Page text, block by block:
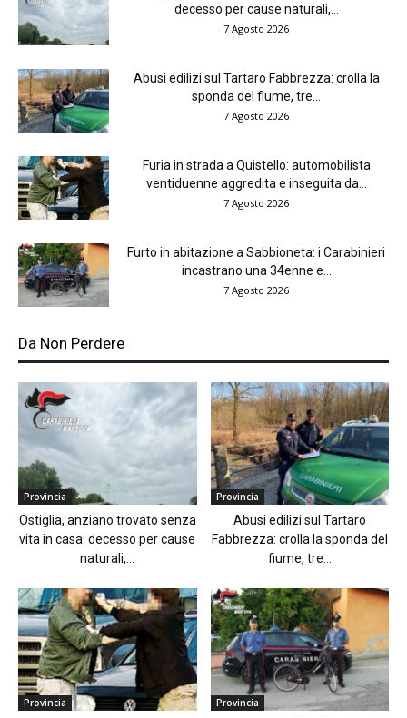
decesso per cause naturali,...
7 Agosto 2026
Abusi edilizi sul Tartaro Fabbrezza: crolla la
sponda del fiume, tre...
7 Agosto 2026
Furia in strada a Quistello: automobilista
ventiduenne aggredita e inseguita da...
7 Agosto 2026
Furto in abitazione a Sabbioneta: i Carabinieri
incastrano una 34enne e...
7 Agosto 2026
Da Non Perdere
Provincia
Ostiglia, anziano trovato senza
vita in casa: decesso per cause
naturali,...
Provincia
Abusi edilizi sul Tartaro
Fabbrezza: crolla la sponda del
fiume, tre...
Provincia Provincia